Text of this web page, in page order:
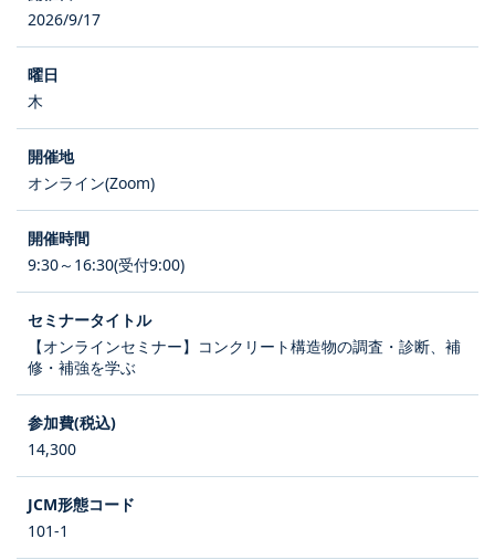
2026/9/17
木
オンライン(Zoom)
9:30～16:30(受付9:00)
【オンラインセミナー】コンクリート構造物の調査・診断、補
修・補強を学ぶ
14,300
101-1